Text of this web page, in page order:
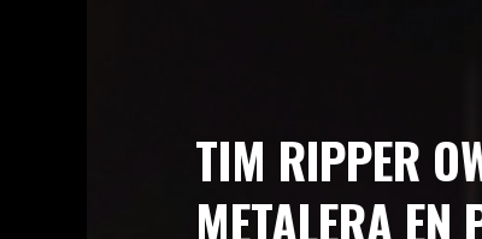
WACKEN OPEN AIR 2026
TIM RIPPER
METALERA EN